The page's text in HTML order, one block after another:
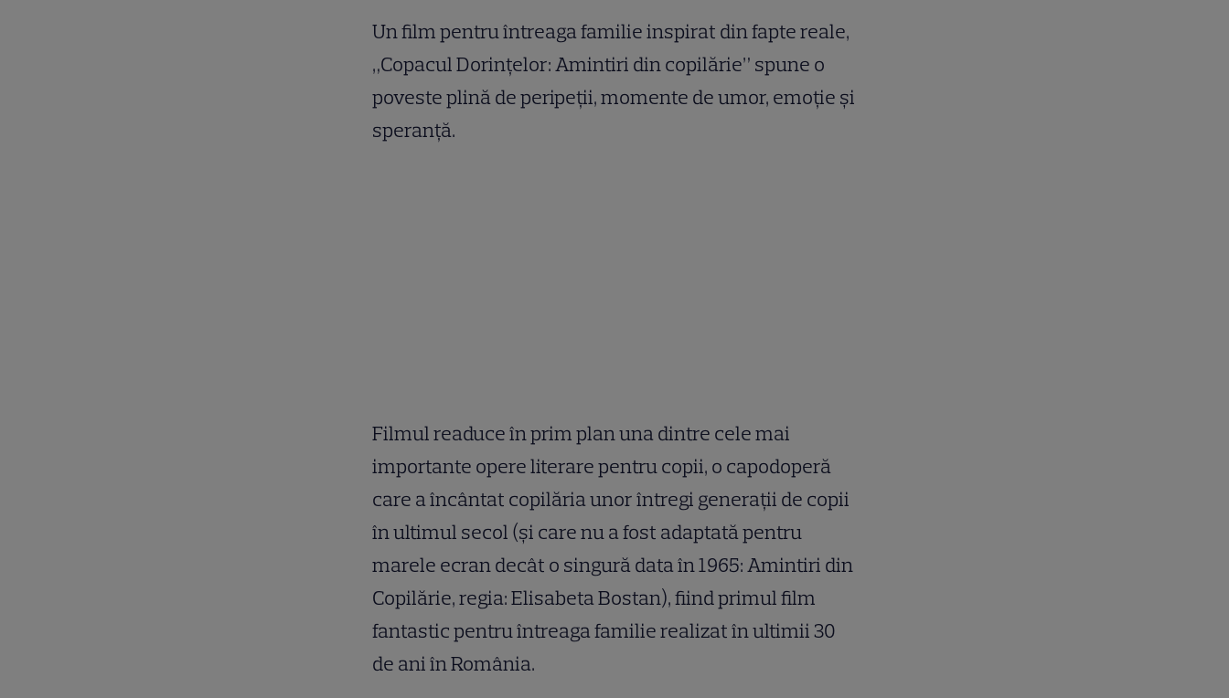
Un film pentru întreaga familie inspirat din fapte reale,
„Copacul Dorințelor: Amintiri din copilărie” spune o
poveste plină de peripeții, momente de umor, emoție și
speranță.
Filmul readuce în prim plan una dintre cele mai
importante opere literare pentru copii, o capodoperă
care a încântat copilăria unor întregi generaţii de copii
în ultimul secol (şi care nu a fost adaptată pentru
marele ecran decât o singură data în 1965: Amintiri din
Copilărie, regia: Elisabeta Bostan), fiind primul film
fantastic pentru întreaga familie realizat în ultimii 30
de ani în România.